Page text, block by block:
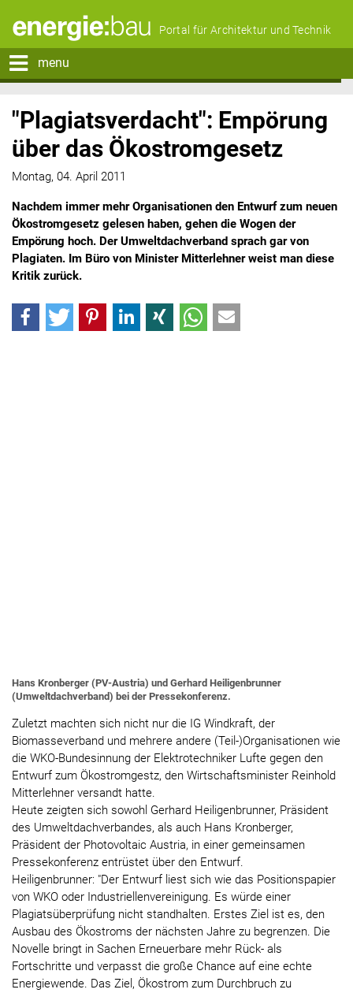
Portal für Architektur und Technik
menu
"Plagiatsverdacht": Empörung
über das Ökostromgesetz
Montag, 04. April 2011
Nachdem immer mehr Organisationen den Entwurf zum neuen
Ökostromgesetz gelesen haben, gehen die Wogen der
Empörung hoch. Der Umweltdachverband sprach gar von
Plagiaten. Im Büro von Minister Mitterlehner weist man diese
Kritik zurück.
Hans Kronberger (PV-Austria) und Gerhard Heiligenbrunner
(Umweltdachverband) bei der Pressekonferenz.
Zuletzt machten sich nicht nur die IG Windkraft, der
Biomasseverband und mehrere andere (Teil-)Organisationen wie
die WKO-Bundesinnung der Elektrotechniker Lufte gegen den
Entwurf zum Ökostromgestz, den Wirtschaftsminister Reinhold
Mitterlehner versandt hatte.
Heute zeigten sich sowohl Gerhard Heiligenbrunner, Präsident
des Umweltdachverbandes, als auch Hans Kronberger,
Präsident der Photovoltaic Austria, in einer gemeinsamen
Pressekonferenz entrüstet über den Entwurf.
Heiligenbrunner: "Der Entwurf liest sich wie das Positionspapier
von WKO oder Industriellenvereinigung. Es würde einer
Plagiatsüberprüfung nicht standhalten. Erstes Ziel ist es, den
Ausbau des Ökostroms der nächsten Jahre zu begrenzen. Die
Novelle bringt in Sachen Erneuerbare mehr Rück- als
Fortschritte und verpasst die große Chance auf eine echte
Energiewende. Das Ziel, Ökostrom zum Durchbruch zu